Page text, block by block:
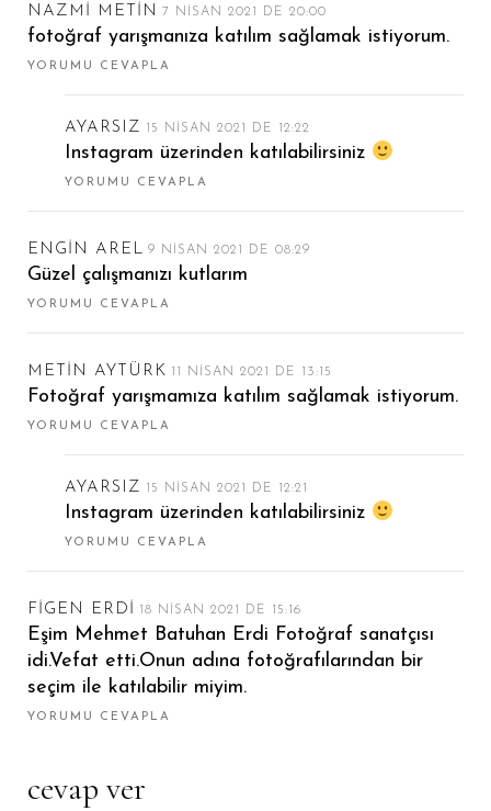
NAZMI METIN 7 NISAN 2021 DE 20:00
fotoğraf yarışmanıza katılım sağlamak istiyorum.
YORUMU CEVAPLA
AYARSIZ 15 NISAN 2021 DE 12:22
Instagram üzerinden katılabilirsiniz
YORUMU CEVAPLA
ENGIN AREL 9 NISAN 2021 DE 08:29
Güzel çalışmanızı kutlarım
YORUMU CEVAPLA
METIN AYTÜRK 11 NISAN 2021 DE 13:15
Fotoğraf yarışmamıza katılım sağlamak istiyorum.
YORUMU CEVAPLA
AYARSIZ 15 NISAN 2021 DE 12:21
Instagram üzerinden katılabilirsiniz
YORUMU CEVAPLA
FIGEN ERDI 18 NISAN 2021 DE 15:16
Eşim Mehmet Batuhan Erdi Fotoğraf sanatçısı
idi.Vefat etti.Onun adına fotoğrafılarından bir
seçim ile katılabilir miyim.
YORUMU CEVAPLA
cevap ver